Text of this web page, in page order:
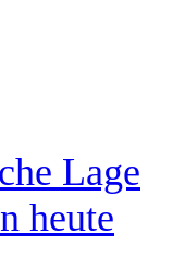
Lage
heute